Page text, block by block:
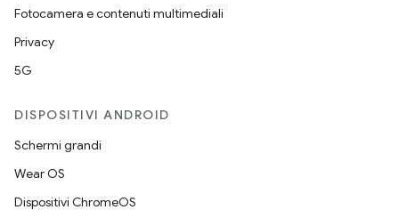
Fotocamera e contenuti multimediali
Privacy
5G
DISPOSITIVI ANDROID
Schermi grandi
Wear OS
Dispositivi ChromeOS